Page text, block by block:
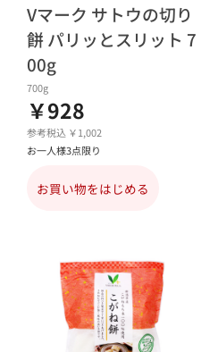
Vマーク サトウの切り
餅 パリッとスリット 7
00g
700g
￥928
参考税込 ￥1,002
お一人様3点限り
お買い物をはじめる